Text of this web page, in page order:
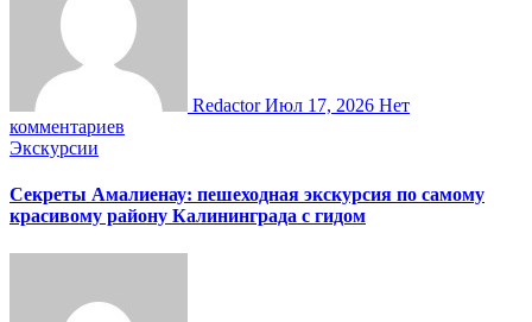
RedactorИюл 17, 2026 Нет
комментариев
Экскурсии
Секреты Амалиенау: пешеходная экскурсия по самому
красивому району Калининграда с гидом